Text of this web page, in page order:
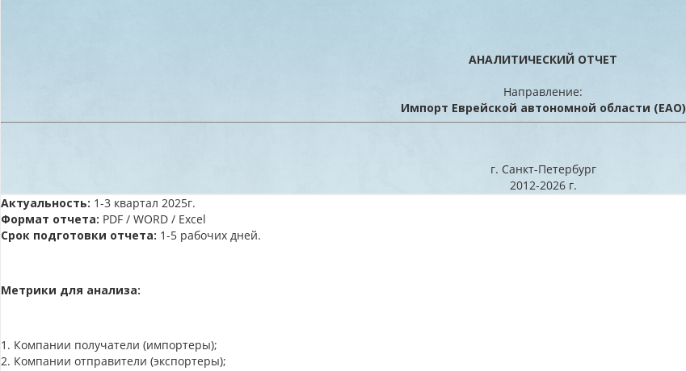
АНАЛИТИЧЕСКИЙ ОТЧЕТ
Направление:
Импорт Еврейской автономной области (ЕАО)
г. Санкт-Петербург
2012-2026 г.
Актуальность: 1-3 квартал 2025г.
Формат отчета: PDF / WORD / Excel
Срок подготовки отчета: 1-5 рабочих дней.
Метрики для анализа:
1. Компании получатели (импортеры);
2. Компании отправители (экспортеры);